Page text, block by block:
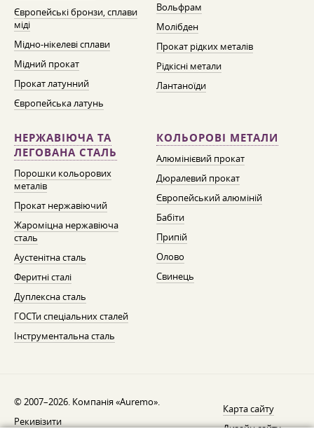
Європейські бронзи, сплави
міді
Мідно-нікелеві сплави
Мідний прокат
Прокат латунний
Європейська латунь
Вольфрам
Молібден
Прокат рідких металів
Рідкісні метали
Лантаноїди
НЕРЖАВІЮЧА ТА
ЛЕГОВАНА СТАЛЬ
Порошки кольорових
металів
Прокат нержавіючий
Жароміцна нержавіюча
сталь
Аустенітна сталь
Феритні сталі
Дуплексна сталь
ГОСТи спеціальних сталей
Інструментальна сталь
КОЛЬОРОВІ МЕТАЛИ
Алюмінієвий прокат
Дюралевий прокат
Європейський алюміній
Бабіти
Припій
Олово
Свинець
© 2007–2026. Компанія «Auremo».
Рекивізити
Карта сайту